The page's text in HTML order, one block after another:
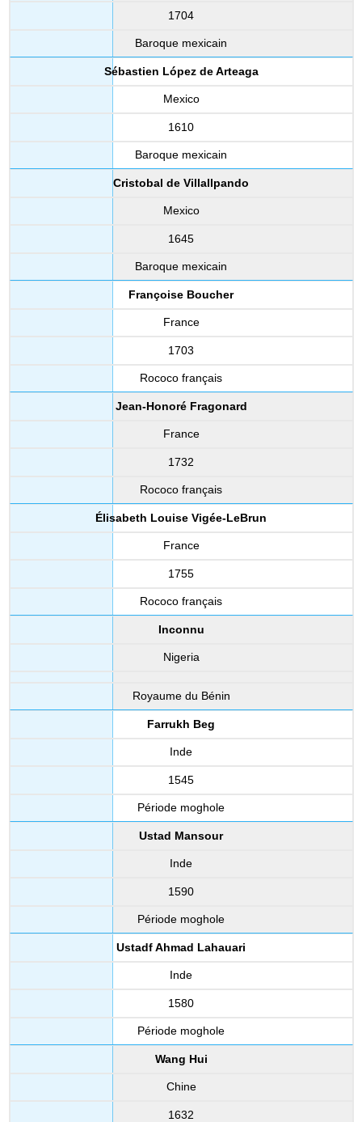
1704
Baroque mexicain
Sébastien López de Arteaga
Mexico
1610
Baroque mexicain
Cristobal de Villallpando
Mexico
1645
Baroque mexicain
Françoise Boucher
France
1703
Rococo français
Jean-Honoré Fragonard
France
1732
Rococo français
Élisabeth Louise Vigée-LeBrun
France
1755
Rococo français
Inconnu
Nigeria
Royaume du Bénin
Farrukh Beg
Inde
1545
Période moghole
Ustad Mansour
Inde
1590
Période moghole
Ustadf Ahmad Lahauari
Inde
1580
Période moghole
Wang Hui
Chine
1632